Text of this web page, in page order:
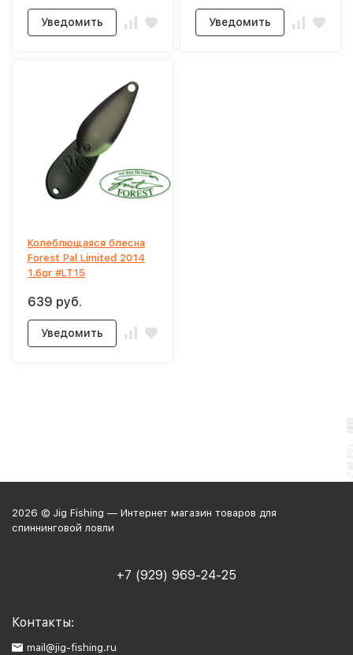
Уведомить Уведомить
Колеблющаяся блесна
Forest Pal Limited 2014
1.6gr #LT15
639 руб.
Уведомить
2026 © Jig Fishing — Интернет магазин товаров для
спиннинговой ловли
+7 (929) 969-24-25
Контакты:
mail@jig-fishing.ru